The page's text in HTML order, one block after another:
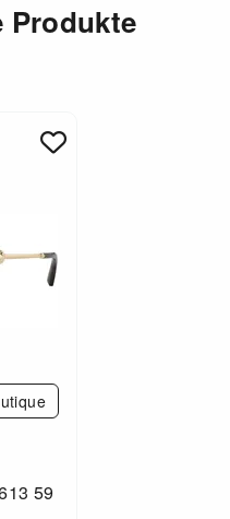
Produkte
59